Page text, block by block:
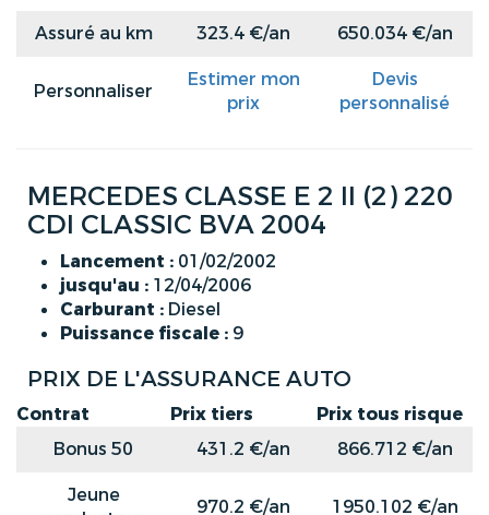
Assuré au km 323.4 €/an 650.034 €/an
Personnaliser
Estimer mon
prix
Devis
personnalisé
MERCEDES CLASSE E 2 II (2) 220
CDI CLASSIC BVA 2004
Lancement : 01/02/2002
jusqu'au : 12/04/2006
Carburant : Diesel
Puissance fiscale : 9
PRIX DE L'ASSURANCE AUTO
Contrat Prix tiers
Prix tous risque
Bonus 50
431.2 €/an
866.712 €/an
Jeune
970.2 €/an 1950.102 €/an